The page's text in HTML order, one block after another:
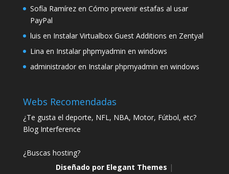
Sofía Ramírezen Cómo prevenir estafas al usar
PayPal
luis en Instalar Virtualbox Guest Additions en Zentyal
Lina en Instalar phpmyadmin en windows
administradoren Instalar phpmyadmin en windows
Webs Recomendadas
¿Te gusta el deporte, NFL, NBA, Motor, Fútbol, etc?
Blog Interference
¿Buscas hosting?
Diseñado por Elegant Themes |